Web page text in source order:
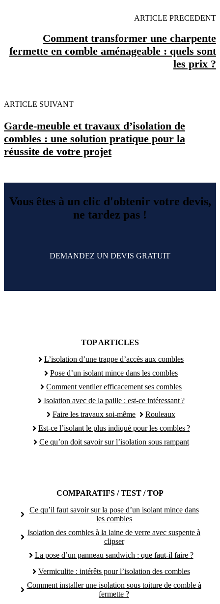
ARTICLE PRECEDENT
Comment transformer une charpente
fermette en comble aménageable : quels sont
les prix ?
ARTICLE SUIVANT
Garde-meuble et travaux d’isolation de
combles : une solution pratique pour la
réussite de votre projet
Vous êtes à un clic d'obtenir votre devis,
ne tardez pas !
DEMANDEZ UN DEVIS GRATUIT
TOP ARTICLES
L’isolation d’une trappe d’accès aux combles
Pose d’un isolant mince dans les combles
Comment ventiler efficacement ses combles
Isolation avec de la paille : est-ce intéressant ?
Faire les travaux soi-même
Rouleaux
Est-ce l’isolant le plus indiqué pour les combles ?
Ce qu’on doit savoir sur l’isolation sous rampant
COMPARATIFS / TEST / TOP
Ce qu’il faut savoir sur la pose d’un isolant mince dans
les combles
Isolation des combles à la laine de verre avec suspente à
clipser
La pose d’un panneau sandwich : que faut-il faire ?
Vermiculite : intérêts pour l’isolation des combles
Comment installer une isolation sous toiture de comble à
fermette ?